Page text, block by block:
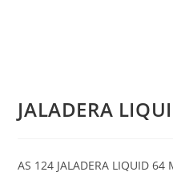
JALADERA
AS 124 JALADERA LIQUID 64